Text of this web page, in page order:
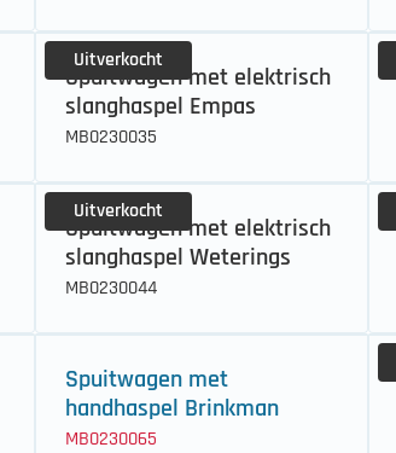
Uitverkocht
Spuitwagen met elektrisch
slanghaspel Empas
MB0230035
Uitverkocht
Spuitwagen met elektrisch
slanghaspel Weterings
MB0230044
Spuitwagen met
handhaspel Brinkman
MB0230065